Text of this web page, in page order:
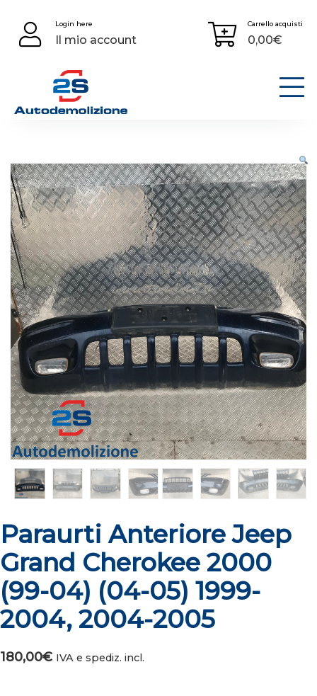
content
Login here
Il mio account
Carrello acquisti
0,00€
Paraurti Anteriore Jeep
Grand Cherokee 2000
(99-04) (04-05) 1999-
2004, 2004-2005
180,00€ IVA e spediz. incl.